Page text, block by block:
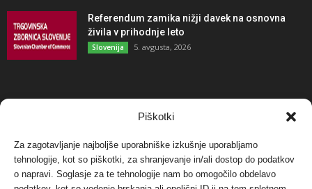
Piškotki
Za zagotavljanje najboljše uporabniške izkušnje uporabljamo
tehnologije, kot so piškotki, za shranjevanje in/ali dostop do podatkov
o napravi. Soglasje za te tehnologije nam bo omogočilo obdelavo
Referendum zamika nižji davek na osnovna
živila v prihodnje leto
Slovenija 5. avgusta, 2026
NAJBOLJ KOMENTIRANO
Protest proti vetrnim elektrarnam na Ojstrici, v
svetu pa vedno bolj...
Dogodki 12. maja, 2017